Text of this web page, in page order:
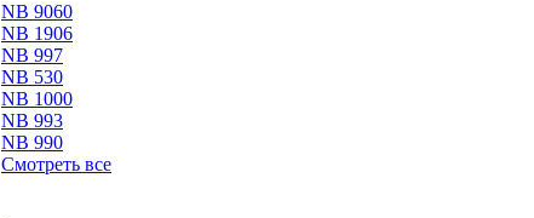
NB 9060
NB 1906
NB 997
NB 530
NB 1000
NB 993
NB 990
Смотреть все